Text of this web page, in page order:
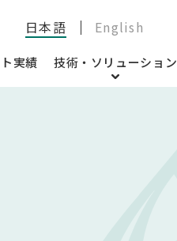
日本語 English
実績 技術・ソリューション